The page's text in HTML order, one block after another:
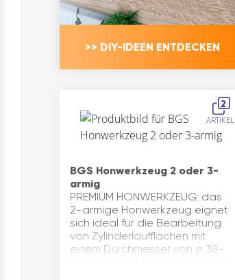
>> DIY-IDEEN ENTDECKEN
2
ARTIKEL
BGS Honwerkzeug 2 oder 3-
armig
PREMIUM HONWERKZEUG: das
2-armige Honwerkzeug eignet
sich ideal für die Bearbeitung
von Zylinderlaufflächen mit
einem Durchmesser von ø 38-